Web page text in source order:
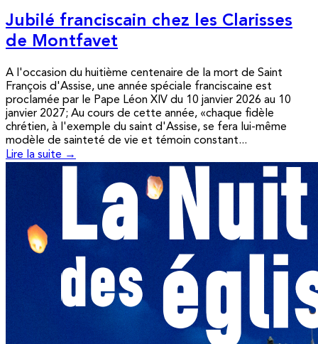
Jubilé franciscain chez les Clarisses
de Montfavet
A l'occasion du huitième centenaire de la mort de Saint
François d'Assise, une année spéciale franciscaine est
proclamée par le Pape Léon XIV du 10 janvier 2026 au 10
janvier 2027; Au cours de cette année, «chaque fidèle
chrétien, à l'exemple du saint d'Assise, se fera lui-même
modèle de sainteté de vie et témoin constant...
Lire la suite →